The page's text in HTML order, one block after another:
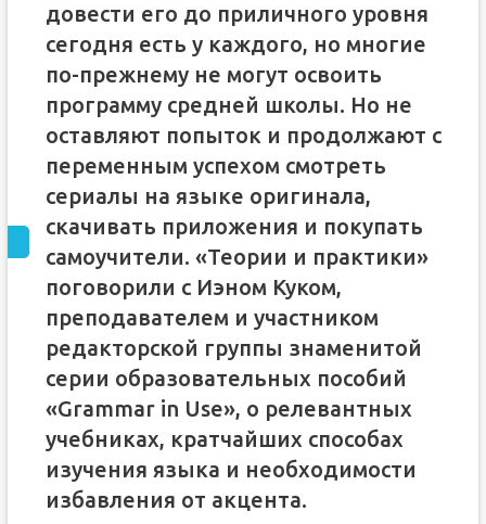
довести его до приличного уровня
сегодня есть у каждого, но многие
по-прежнему не могут освоить
программу средней школы. Но не
оставляют попыток и продолжают с
переменным успехом смотреть
сериалы на языке оригинала,
скачивать приложения и покупать
самоучители. «Теории и практики»
поговорили с Иэном Куком,
преподавателем и участником
редакторской группы знаменитой
серии образовательных пособий
«Grammar in Use», о релевантных
учебниках, кратчайших способах
изучения языка и необходимости
избавления от акцента.